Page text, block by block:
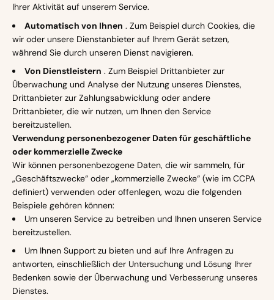
Ihrer Aktivität auf unserem Service.
Automatisch von Ihnen . Zum Beispiel durch Cookies, die
wir oder unsere Dienstanbieter auf Ihrem Gerät setzen,
während Sie durch unseren Dienst navigieren.
Von Dienstleistern . Zum Beispiel Drittanbieter zur
Überwachung und Analyse der Nutzung unseres Dienstes,
Drittanbieter zur Zahlungsabwicklung oder andere
Drittanbieter, die wir nutzen, um Ihnen den Service
bereitzustellen.
Verwendung personenbezogener Daten für geschäftliche
oder kommerzielle Zwecke
Wir können personenbezogene Daten, die wir sammeln, für
„Geschäftszwecke“ oder „kommerzielle Zwecke“ (wie im CCPA
definiert) verwenden oder offenlegen, wozu die folgenden
Beispiele gehören können:
Um unseren Service zu betreiben und Ihnen unseren Service
bereitzustellen.
Um Ihnen Support zu bieten und auf Ihre Anfragen zu
antworten, einschließlich der Untersuchung und Lösung Ihrer
Bedenken sowie der Überwachung und Verbesserung unseres
Dienstes.